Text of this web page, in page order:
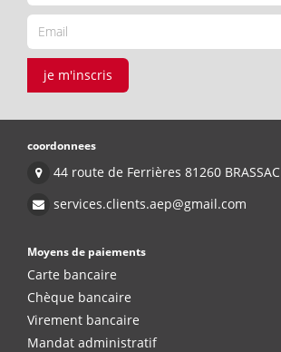
je m'inscris
coordonnees
44 route de Ferrières 81260 BRASSAC
services.clients.aep@gmail.com
Moyens de paiements
Carte bancaire
Chèque bancaire
Virement bancaire
Mandat administratif